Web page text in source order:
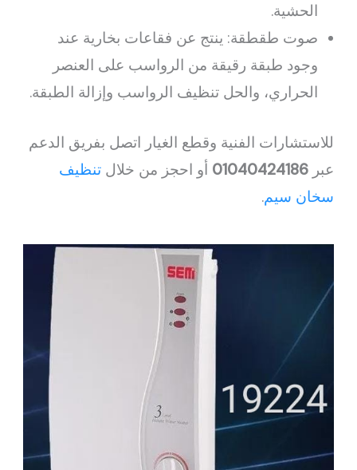
الحشية.
صوت طقطقة: ينتج عن فقاعات بخارية عند
وجود طبقة رقيقة من الرواسب على العنصر
الحراري، والحل تنظيف الرواسب وإزالة الطبقة.
للاستشارات الفنية وقطع الغيار اتصل بفريق الدعم
عبر01040424186 أو احجز من خلالتنظيف
سخان سيم.